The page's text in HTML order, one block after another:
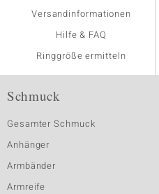
Versandinformationen
Hilfe & FAQ
Ringgröße ermitteln
Schmuck
Gesamter Schmuck
Anhänger
Armbänder
Armreife